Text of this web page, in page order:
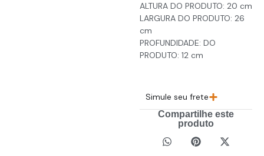
ALTURA DO PRODUTO: 20 cm
LARGURA DO PRODUTO: 26
cm
PROFUNDIDADE: DO
PRODUTO: 12 cm
Simule seu frete
Compartilhe este
produto